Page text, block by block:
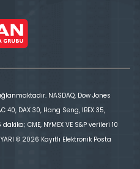
NASDAQ, Dow Jones
40, DAX 30, Hang Seng, IBEX 35,
CME, NYMEX VE S&P verileri 10
© 2026 Kayıtlı Elektronik Posta